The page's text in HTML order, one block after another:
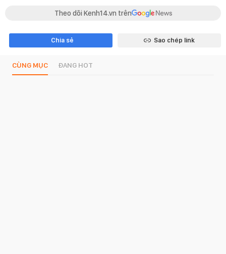
Theo dõi Kenh14.vn trên
Chia sẻ Sao chép link
CÙNG MỤC ĐANG HOT